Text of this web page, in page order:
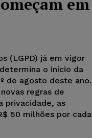
em
(LGPD) já em vigor
o início da
de agosto deste ano.
regras de
privacidade, as
50 milhões por cada